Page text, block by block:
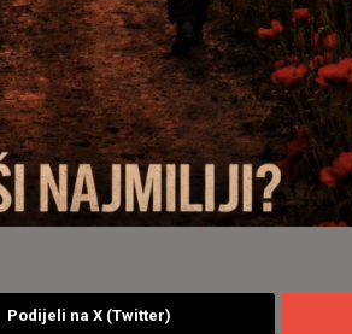
Podijeli na X (Twitter)